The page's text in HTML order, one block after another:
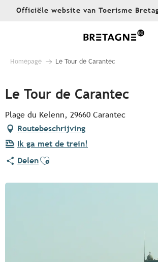
AllerOfficiële website van Toerisme
Homepage Le Tour de Carantec
Le Tour de Carantec
Plage du Kelenn, 29660 Carantec
Routebeschrijving
Ik ga met de trein!
DelenAjouter aux favoris